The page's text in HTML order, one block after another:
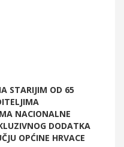
STARIJIM OD 65
NACIONALNE
DODATKA
OPĆINE HRVACE